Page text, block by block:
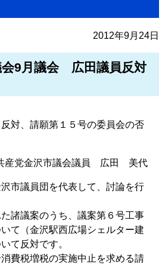
2012年9月24日
会9月議会 広田議員反対
対、請願第１５号の委員会の否
産党金沢市議会議員 広田 美代
市議員団を代表して、討論を行
諸議案のうち、議案第６号工事
て（金沢駅西広場シェルター建
て反対です。
費税増税の実施中止を求める請